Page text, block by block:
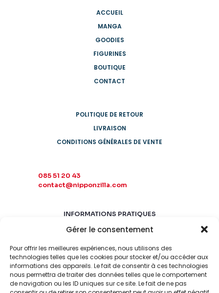
Gérer le consentement
Pour offrir les meilleures expériences, nous utilisons des
technologies telles que les cookies pour stocker et/ou accéder aux
informations des appareils. Le fait de consentir à ces technologies
nous permettra de traiter des données telles que le comportement
de navigation ou les ID uniques sur ce site. Le fait de ne pas
ACCUEIL
MANGA
GOODIES
FIGURINES
BOUTIQUE
CONTACT
POLITIQUE DE RETOUR
LIVRAISON
CONDITIONS GÉNÉRALES DE VENTE
085 51 20 43
contact@nipponzilla.com
INFORMATIONS PRATIQUES
MARDI-SAMEDI
LUNDI-DIMANCHE
FERMÉ